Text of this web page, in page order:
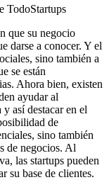
TodoStartups
que su negocio
darse a conocer. Y el
sino también a
se están
Ahora bien, existen
ayudar al
así destacar en el
de
sino también
de negocios. Al
las startups pueden
su base de clientes.